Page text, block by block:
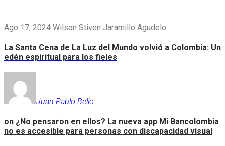
Ago 17, 2024 Wilson Stiven Jaramillo Agudelo
La Santa Cena de La Luz del Mundo volvió a Colombia: Un
edén espiritual para los fieles
Juan Pablo Bello
on ¿No pensaron en ellos? La nueva app Mi Bancolombia
no es accesible para personas con discapacidad visual